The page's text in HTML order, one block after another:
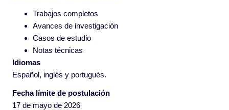
Trabajos completos
Avances de investigación
Casos de estudio
Notas técnicas
Idiomas
Español, inglés y portugués.
Fecha límite de postulación
17 de mayo de 2026